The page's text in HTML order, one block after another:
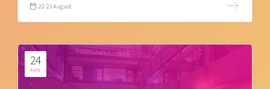
22-23 August
24
AUG